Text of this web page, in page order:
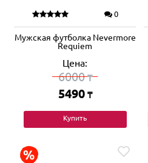
0
Мужская футболка Nevermore
Requiem
Цена:
6000₸
5490 ₸
Купить